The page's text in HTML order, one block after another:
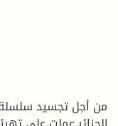
من أجل تجسيد سلسلة